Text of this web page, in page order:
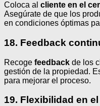
Coloca al cliente en el
Asegúrate de que los
en condiciones óptimas
18. Feedback
Recoge feedback de los
gestión de la propiedad.
para mejorar el proceso.
19. Flexibilidad en